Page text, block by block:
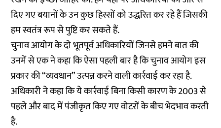
दिए गए बयानों के उन कुछ हिस्सों को उद्धरित कर रहे हैं जिसकी
हम स्वतंत्र रूप से पुष्टि कर सकते हैं.
चुनाव आयोग के दो भूतपूर्व अधिकारियों जिनसे हमने बात की
उनमें से एक ने कहा कि ऐसा पहली बार है कि चुनाव आयोग इस
प्रकार की “व्यवधान” उत्पन्न करने वाली कार्रवाई कर रहा है.
अधिकारी ने कहा कि ये कार्रवाई बिना किसी कारण के 2003 से
पहले और बाद में पंजीकृत किए गए वोटरों के बीच भेदभाव करती
है.